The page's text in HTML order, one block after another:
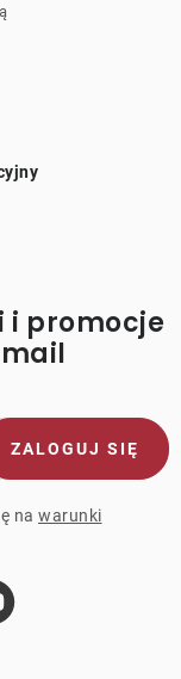
i promocje
na warunki
ZALOGUJ SIĘ